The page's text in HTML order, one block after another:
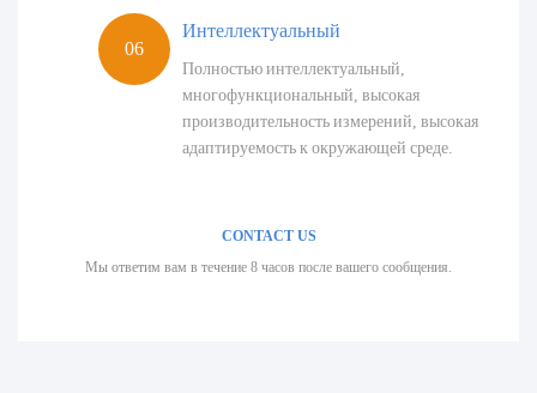
Интеллектуальный
Полностью интеллектуальный,
многофункциональный, высокая
производительность измерений, высокая
адаптируемость к окружающей среде.
CONTACT US
Мы ответим вам в течение 8 часов после вашего сообщения.